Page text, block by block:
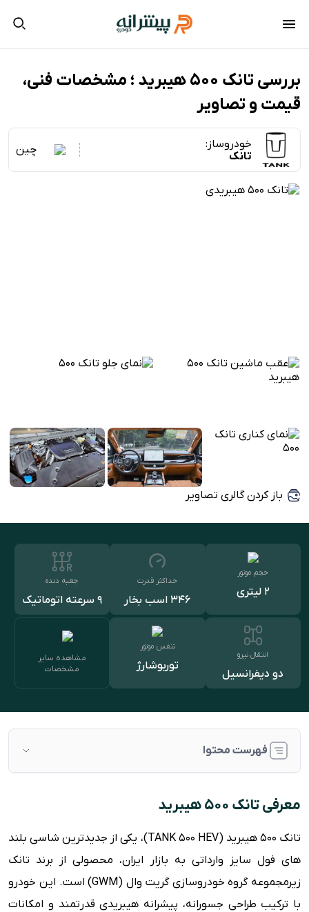
بررسی تانک ۵۰۰ هیبرید ؛ مشخصات فنی،
قیمت و تصاویر
خودروساز:
تانک
چین
باز کردن گالری تصاویر
حجم موتور
2 لیتری
حداکثر قدرت
346 اسب بخار
جعبه دنده
9 سرعته اتوماتیک
HAT
انتقال نیرو
دو دیفرانسیل
تنفس موتور
توربوشارژ
مشاهده سایر
مشخصات
فهرست محتوا
طراحی داخل کابین تانک ۵۰۰
پیشرانه و قوای فنی
رقبا و جایگاه در بازار ایران
معرفی تانک ۵۰۰ هیبرید
تانک 500 هیبرید (TANK 500 HEV)، یکی از جدیدترین شاسی بلند
های فول سایز وارداتی به بازار ایران، محصولی از برند تانک
زیرمجموعه گروه خودروسازی گریت وال (GWM) است. این خودرو
با ترکیب طراحی جسورانه، پیشرانه هیبریدی قدرتمند و امکانات